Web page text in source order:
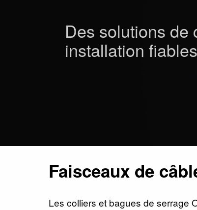
Des solutions de
installation fiables
Faisceaux de
Les colliers et bagues de serrage